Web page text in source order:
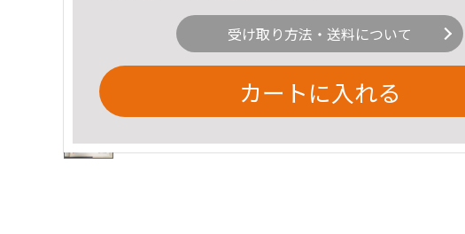
受け取り方法・送料について
カートに入れる